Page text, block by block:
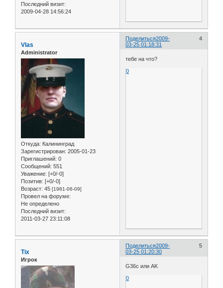
Последний визит:
2009-04-28 14:56:24
Поделиться 4
2009-
03-25 01:18:31
Vlas
Administrator
Откуда: Калининград
Зарегистрирован: 2005-01-23
Приглашений: 0
Сообщений: 551
Уважение: [+0/-0]
Позитив: [+0/-0]
Возраст: 45 [1981-06-09]
Провел на форуме:
Не определено
Последний визит:
2011-03-27 23:11:08
тебе на что?
0
Поделиться 5
2009-
03-25 01:20:30
Tix
Игрок
G36c или AK
0